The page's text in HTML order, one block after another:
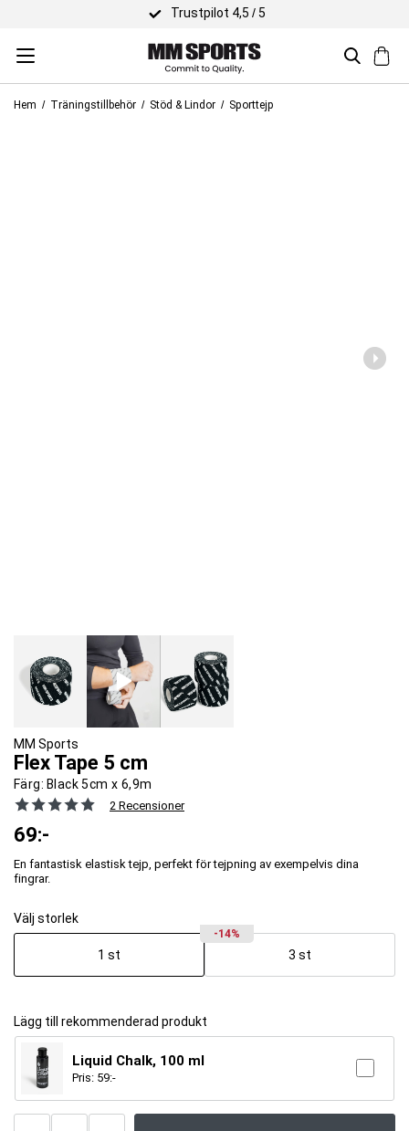
Trustpilot 4,5 / 5
Hem Träningstillbehör Stöd & Lindor Sporttejp
MM Sports
Flex Tape 5 cm
Färg: Black 5cm x 6,9m
2 Recensioner
69:-
En fantastisk elastisk tejp, perfekt för tejpning av exempelvis dina
fingrar.
Välj storlek
1 st
-14%
3 st
Lägg till rekommenderad produkt
Liquid Chalk, 100 ml
Pris: 59:-
Antal